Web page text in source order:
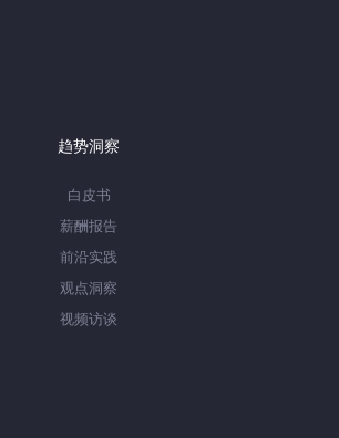
趋势洞察
白皮书
薪酬报告
前沿实践
观点洞察
视频访谈